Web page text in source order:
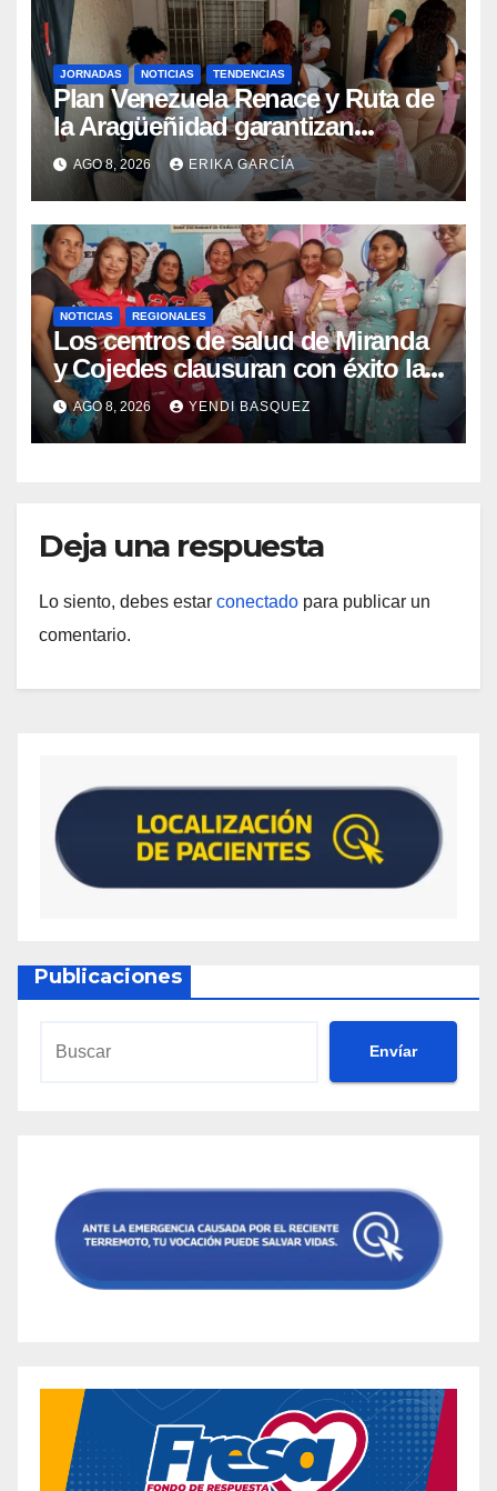
JORNADAS NOTICIAS TENDENCIAS
Plan Venezuela Renace y Ruta de
la Aragüeñidad garantizan
atención médica integral en
Aragua
AGO 8, 2026 ERIKA GARCÍA
NOTICIAS REGIONALES
Los centros de salud de Miranda
y Cojedes clausuran con éxito la
Semana Mundial de la Lactancia
Materna
AGO 8, 2026 YENDI BASQUEZ
Deja una respuesta
Lo siento, debes estar conectado para publicar un
comentario.
Publicaciones
Envíar